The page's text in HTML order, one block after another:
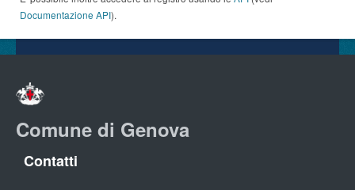
Documentazione API).
Comune di Genova
Contatti